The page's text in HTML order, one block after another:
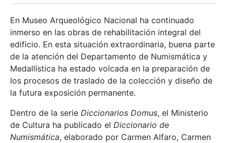
En Museo Arqueológico Nacional ha continuado
inmerso en las obras de rehabilitación integral del
edificio. En esta situación extraordinaria, buena parte
de la atención del Departamento de Numismática y
Medallística ha estado volcada en la preparación de
los procesos de traslado de la colección y diseño de
la futura exposición permanente.
Dentro de la serie Diccionarios Domus, el Ministerio
de Cultura ha publicado el Diccionario de
Numismática, elaborado por Carmen Alfaro, Carmen